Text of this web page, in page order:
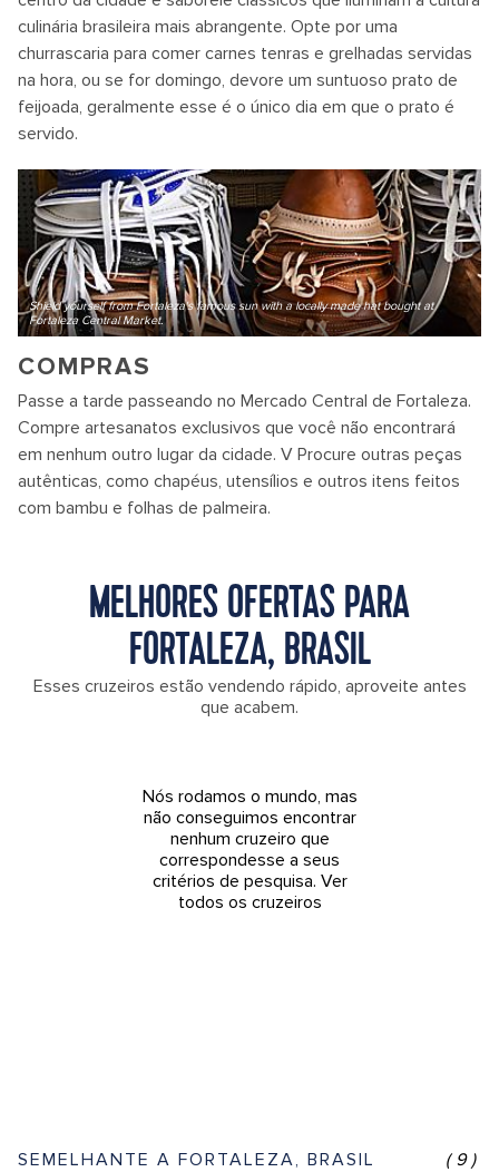
culinária brasileira mais abrangente. Opte por uma
churrascaria para comer carnes tenras e grelhadas servidas
na hora, ou se for domingo, devore um suntuoso prato de
feijoada, geralmente esse é o único dia em que o prato é
servido.
Shield yourself from Fortaleza's famous sun with a locally made hat bought at
Fortaleza Central Market.
COMPRAS
Passe a tarde passeando no Mercado Central de Fortaleza.
Compre artesanatos exclusivos que você não encontrará
em nenhum outro lugar da cidade. V Procure outras peças
autênticas, como chapéus, utensílios e outros itens feitos
com bambu e folhas de palmeira.
MELHORES OFERTAS PARA
FORTALEZA, BRASIL
Esses cruzeiros estão vendendo rápido, aproveite antes
que acabem.
Nós rodamos o mundo, mas
não conseguimos encontrar
nenhum cruzeiro que
correspondesse a seus
critérios de pesquisa. Ver
todos os cruzeiros
SEMELHANTE A FORTALEZA, BRASIL (9)